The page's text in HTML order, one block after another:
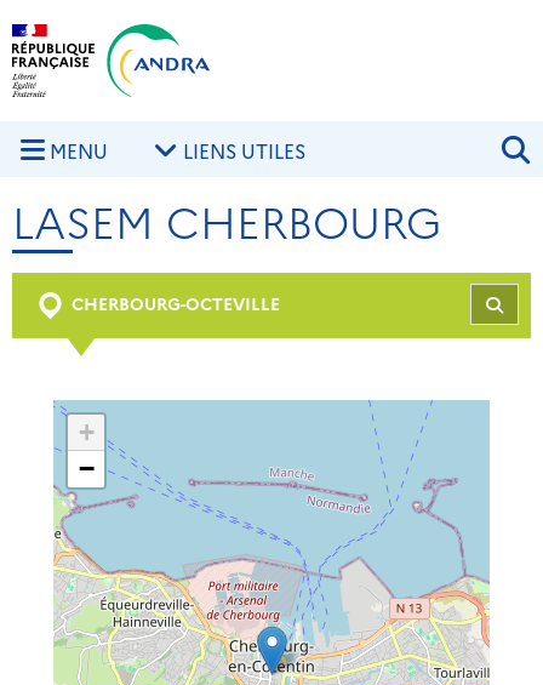
Aller au contenu principal
MENU LIENS UTILES
LASEM CHERBOURG
CHERBOURG-OCTEVILLE
+
−